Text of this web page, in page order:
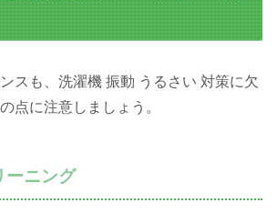
スも、洗濯機 振動 うるさい 対策に欠
点に注意しましょう。
ーニング